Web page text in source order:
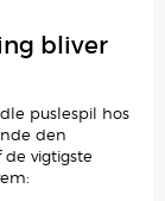
bliver
puslespil hos
den
de vigtigste